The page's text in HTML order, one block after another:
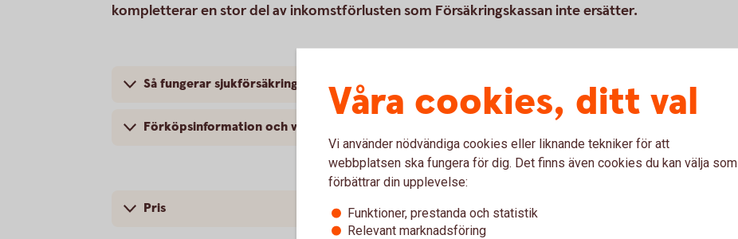
kompletterar en stor del av inkomstförlusten som Försäkringskassan inte ersätter.
Så fungerar sjukförsäkringen
Förköpsinformation och villkor
Pris
Våra cookies, ditt val
Vi använder nödvändiga cookies eller liknande tekniker för att
webbplatsen ska fungera för dig. Det finns även cookies du kan välja som
förbättrar din upplevelse:
Funktioner, prestanda och statistik
Relevant marknadsföring